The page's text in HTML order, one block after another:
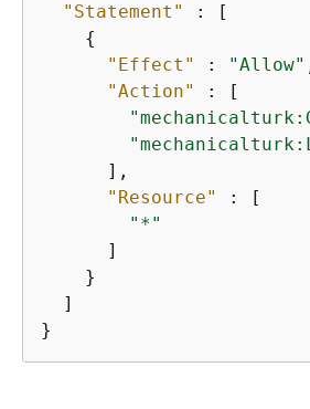
"Statement"
: [
{
"Effect"
: "Allow"
"Action"
: [
      ],
"Resource"
: [
"*"
      ]
    }
  ]
}